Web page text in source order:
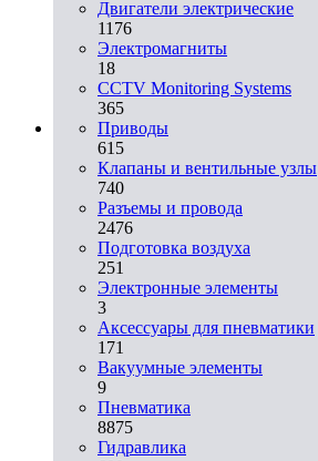
Двигатели электрические
1176
Электромагниты
18
CCTV Monitoring Systems
365
Приводы
615
Клапаны и вентильные узлы
740
Разъемы и провода
2476
Подготовка воздуха
251
Электронные элементы
3
Аксессуары для пневматики
171
Вакуумные элементы
9
Пневматика
8875
Гидравлика